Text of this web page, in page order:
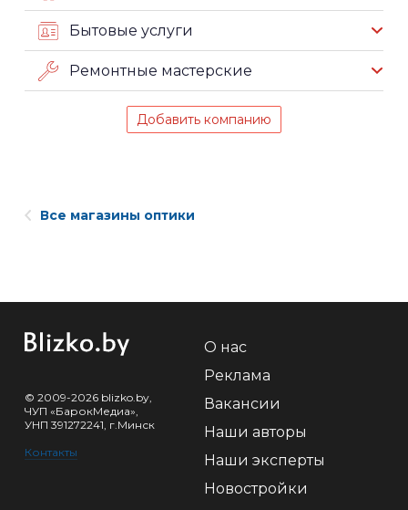
Бытовые услуги
Ремонтные мастерские
Добавить компанию
Все магазины оптики
© 2009-2026 blizko.by,
ЧУП «БарокМедиа»,
УНП 391272241, г.Минск
Контакты
О нас
Реклама
Вакансии
Наши авторы
Наши эксперты
Новостройки